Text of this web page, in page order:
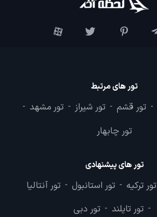
تور های مرتبط
- تور قشم - تور شیراز - تور مشهد -
تور چابهار
تور های پیشنهادی
تور ترکیه - تور استانبول - تور آنتالیا
- تور تایلند - تور دبی